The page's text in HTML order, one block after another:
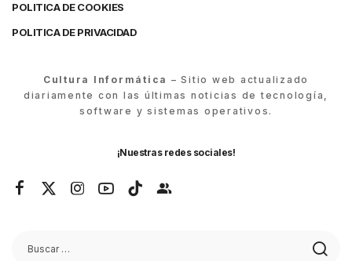
POLITICA DE COOKIES
POLITICA DE PRIVACIDAD
Cultura Informática – Sitio web actualizado
diariamente con las últimas noticias de tecnología,
software y sistemas operativos.
¡Nuestras redes sociales!